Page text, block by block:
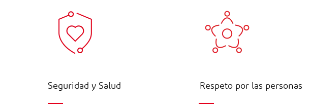
Seguridad y Salud Respeto por las personas